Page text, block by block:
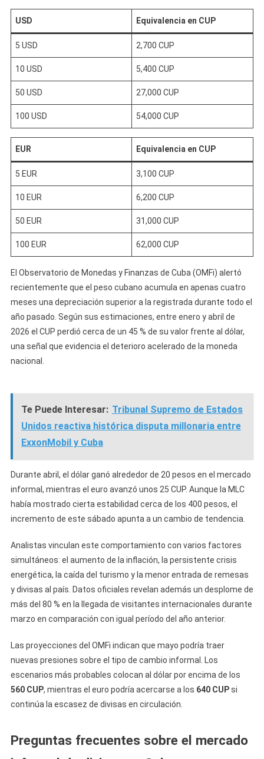
USD Equivalencia en CUP
5 USD 2,700 CUP
10 USD 5,400 CUP
50 USD 27,000 CUP
100 USD 54,000 CUP
EUR Equivalencia en CUP
5 EUR 3,100 CUP
10 EUR 6,200 CUP
50 EUR 31,000 CUP
100 EUR 62,000 CUP
El Observatorio de Monedas y Finanzas de Cuba (OMFi) alertó
recientemente que el peso cubano acumula en apenas cuatro
meses una depreciación superior a la registrada durante todo el
año pasado. Según sus estimaciones, entre enero y abril de
2026 el CUP perdió cerca de un 45 % de su valor frente al dólar,
una señal que evidencia el deterioro acelerado de la moneda
nacional.
Te Puede Interesar: Tribunal Supremo de Estados
Unidos reactiva histórica disputa millonaria entre
ExxonMobil y Cuba
Durante abril, el dólar ganó alrededor de 20 pesos en el mercado
informal, mientras el euro avanzó unos 25 CUP. Aunque la MLC
había mostrado cierta estabilidad cerca de los 400 pesos, el
incremento de este sábado apunta a un cambio de tendencia.
Analistas vinculan este comportamiento con varios factores
simultáneos: el aumento de la inflación, la persistente crisis
energética, la caída del turismo y la menor entrada de remesas
y divisas al país. Datos oficiales revelan además un desplome de
más del 80 % en la llegada de visitantes internacionales durante
marzo en comparación con igual período del año anterior.
Las proyecciones del OMFi indican que mayo podría traer
nuevas presiones sobre el tipo de cambio informal. Los
escenarios más probables colocan al dólar por encima de los
560 CUP, mientras el euro podría acercarse a los 640 CUPsi
continúa la escasez de divisas en circulación.
Preguntas frecuentes sobre el mercado